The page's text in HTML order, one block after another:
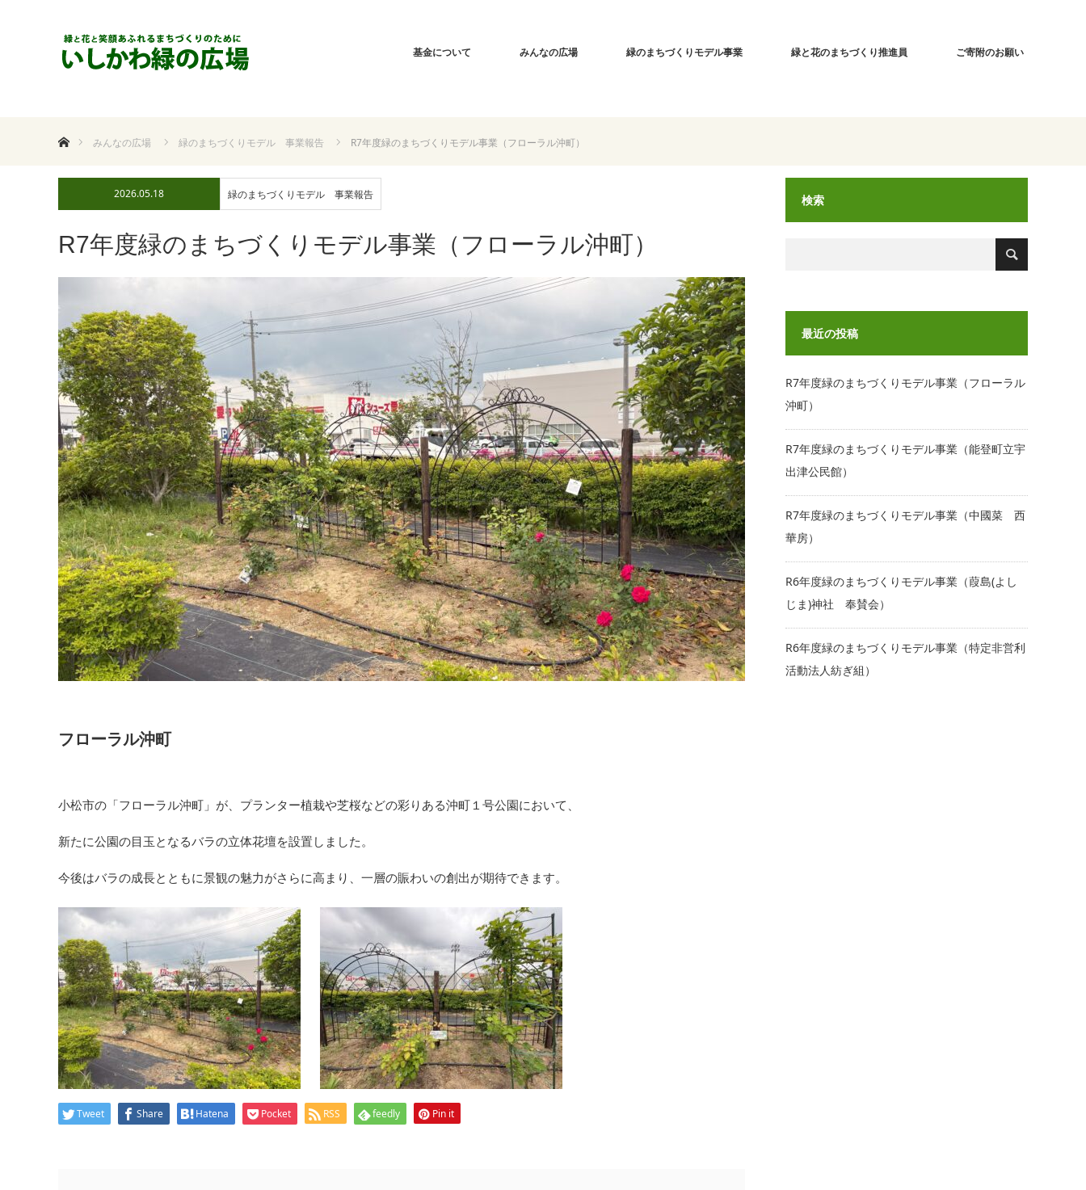
基金について みんなの広場 緑のまちづくりモデル事業 緑と花のまちづくり推進員 ご寄附のお願い
みんなの広場
緑のまちづくりモデル 事業報告 R7年度緑のまちづくりモデル事業（フローラル沖町）
2026.05.18 緑のまちづくりモデル 事業報告
R7年度緑のまちづくりモデル事業（フローラル沖町）
フローラル沖町
小松市の「フローラル沖町」が、プランター植栽や芝桜などの彩りある沖町１号公園において、
新たに公園の目玉となるバラの立体花壇を設置しました。
今後はバラの成長とともに景観の魅力がさらに高まり、一層の賑わいの創出が期待できます。
Tweet Share Hatena Pocket RSS feedly Pin it
検索
最近の投稿
R7年度緑のまちづくりモデル事業（フローラル
沖町）
R7年度緑のまちづくりモデル事業（能登町立宇
出津公民館）
R7年度緑のまちづくりモデル事業（中國菜 西
華房）
R6年度緑のまちづくりモデル事業（葭島(よし
じま)神社 奉賛会）
R6年度緑のまちづくりモデル事業（特定非営利
活動法人紡ぎ組）